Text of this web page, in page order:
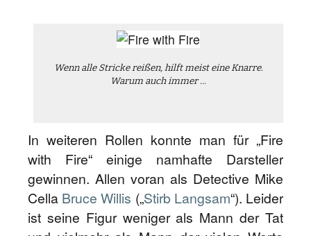
Wenn alle Stricke reißen, hilft meist eine Knarre.
Warum auch immer …
In weiteren Rollen konnte man für „Fire
with Fire“ einige namhafte Darsteller
gewinnen. Allen voran als Detective Mike
Cella Bruce Willis („Stirb Langsam“). Leider
ist seine Figur weniger als Mann der Tat